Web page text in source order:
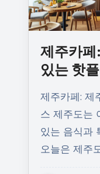
제주카페
있는 핫
제주카페: 제주를 맛보고 느낄 수 있는 핫플레이
스 제주도는
있는 음식과
오늘은 제주